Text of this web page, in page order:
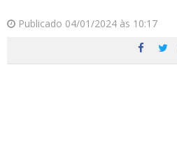
Publicado 04/01/2024 às 10:17